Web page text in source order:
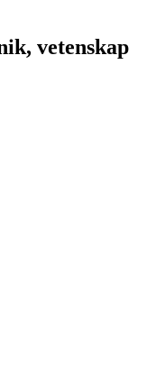
vetenskap